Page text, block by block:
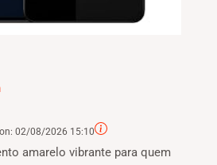
02/08/2026 15:10
amarelo vibrante para quem